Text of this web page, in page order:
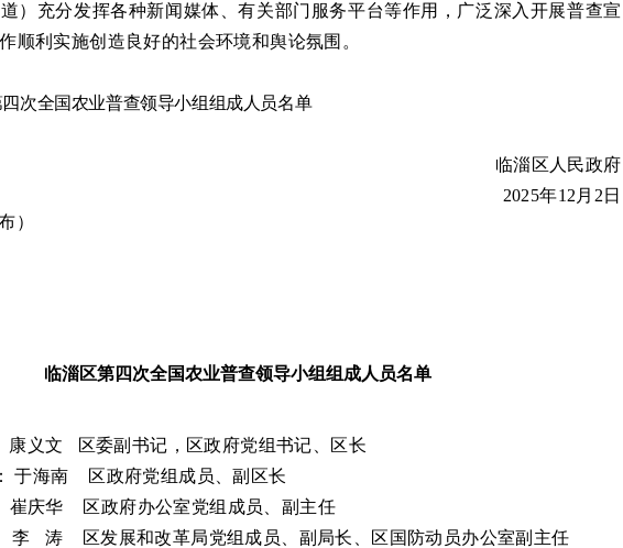
） 充分发挥各种新闻媒体、有关部门服务平台等作用，广泛深入开展普查宣
顺利实施创造良好的社会环境和舆论氛围。
次全国农业普查领导小组组成人员名单
临淄区 人民政府
2025年12 月 2 日
）
临淄区第四次全国农业普查领导小组组成人员名单
康义文 区委副书记，区政府党组书记、区长
于海南 区政府党组成员、副区长
崔庆华 区政府办公室党组成员、副主任
李
涛 区发展和改革局党组成员、副局长
区国防动员办公室副主任